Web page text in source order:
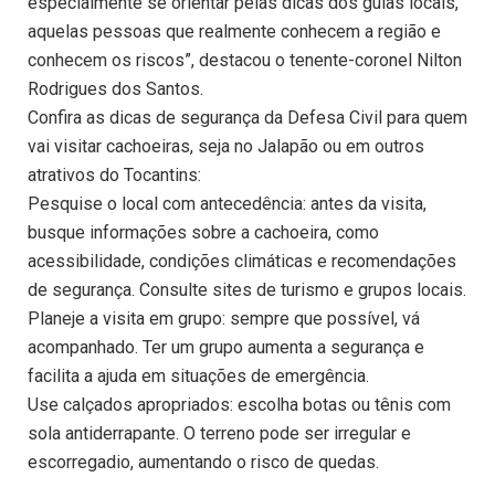
aquelas pessoas que realmente conhecem a região e
conhecem os riscos”, destacou o tenente-coronel Nilton
Rodrigues dos Santos.
Confira as dicas de segurança da Defesa Civil para quem
vai visitar cachoeiras, seja no Jalapão ou em outros
atrativos do Tocantins:
Pesquise o local com antecedência: antes da visita,
busque informações sobre a cachoeira, como
acessibilidade, condições climáticas e recomendações
de segurança. Consulte sites de turismo e grupos locais.
Planeje a visita em grupo: sempre que possível, vá
acompanhado. Ter um grupo aumenta a segurança e
facilita a ajuda em situações de emergência.
Use calçados apropriados: escolha botas ou tênis com
sola antiderrapante. O terreno pode ser irregular e
escorregadio, aumentando o risco de quedas.